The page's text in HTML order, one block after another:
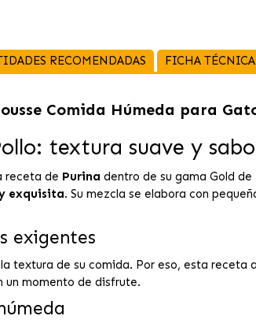
RECOMENDADAS FICHA TÉCNICA
Comida Húmeda para
textura suave y
receta de Purina dentro de su gama Gold de
exquisita. Su mezcla se elabora con
exigentes
textura de su comida. Por eso, esta
momento de disfrute.